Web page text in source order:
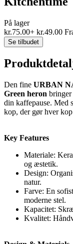
På lager
kr.75.00+ kr.49.00
Se tilbudet
Den fine URBAN
Green heron
din kaffepause. Med
kop, der gør hver
Key Features
Materiale:
og æstetik.
Design:
natur.
Farve: En
moderne stel.
Kapacitet:
Kvalitet: